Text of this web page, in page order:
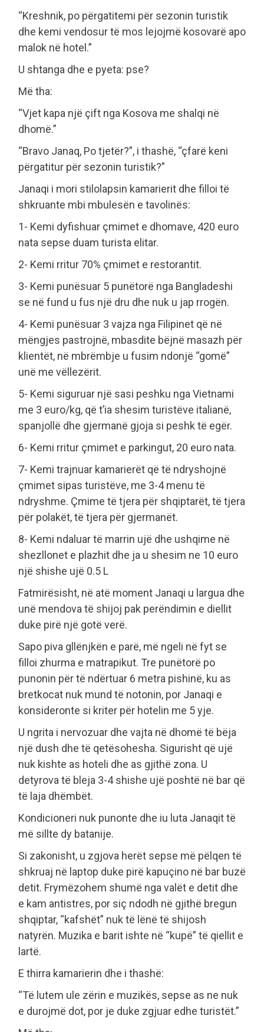
“Kreshnik, po përgatitemi për sezonin turistik
dhe kemi vendosur të mos lejojmë kosovarë apo
malok në hotel.”
U shtanga dhe e pyeta: pse?
Më tha:
“Vjet kapa një çift nga Kosova me shalqi në
dhomë.”
“Bravo Janaq, Po tjetër?”, i thashë, “çfarë keni
përgatitur për sezonin turistik?”
Janaqi i mori stilolapsin kamarierit dhe filloi të
shkruante mbi mbulesën e tavolinës:
1- Kemi dyfishuar çmimet e dhomave, 420 euro
nata sepse duam turista elitar.
2- Kemi rritur 70% çmimet e restorantit.
3- Kemi punësuar 5 punëtorë nga Bangladeshi
se në fund u fus një dru dhe nuk u jap rrogën.
4- Kemi punësuar 3 vajza nga Filipinet që në
mëngjes pastrojnë, mbasdite bëjnë masazh për
klientët, në mbrëmbje u fusim ndonjë “gomë”
unë me vëllezërit.
5- Kemi siguruar një sasi peshku nga Vietnami
me 3 euro/kg, që t’ia shesim turistëve italianë,
spanjollë dhe gjermanë gjoja si peshk të egër.
6- Kemi rritur çmimet e parkingut, 20 euro nata.
7- Kemi trajnuar kamarierët që të ndryshojnë
çmimet sipas turistëve, me 3-4 menu të
ndryshme. Çmime të tjera për shqiptarët, të tjera
për polakët, të tjera për gjermanët.
8- Kemi ndaluar të marrin ujë dhe ushqime në
shezllonet e plazhit dhe ja u shesim ne 10 euro
një shishe ujë 0.5 L
Fatmirësisht, në atë moment Janaqi u largua dhe
unë mendova të shijoj pak perëndimin e diellit
duke pirë një gotë verë.
Sapo piva gllënjkën e parë, më ngeli në fyt se
filloi zhurma e matrapikut. Tre punëtorë po
punonin për të ndërtuar 6 metra pishinë, ku as
bretkocat nuk mund të notonin, por Janaqi e
konsideronte si kriter për hotelin me 5 yje.
U ngrita i nervozuar dhe vajta në dhomë të bëja
një dush dhe të qetësohesha. Sigurisht që ujë
nuk kishte as hoteli dhe as gjithë zona. U
detyrova të bleja 3-4 shishe ujë poshtë në bar që
të laja dhëmbët.
Kondicioneri nuk punonte dhe iu luta Janaqit të
më sillte dy batanije.
Si zakonisht, u zgjova herët sepse më pëlqen të
shkruaj në laptop duke pirë kapuçino në bar buzë
detit. Frymëzohem shumë nga valët e detit dhe
e kam antistres, por siç ndodh në gjithë bregun
shqiptar, “kafshët” nuk të lënë të shijosh
natyrën. Muzika e barit ishte në “kupë” të qiellit e
lartë.
E thirra kamarierin dhe i thashë:
“Të lutem ule zërin e muzikës, sepse as ne nuk
e durojmë dot, por je duke zgjuar edhe turistët.”